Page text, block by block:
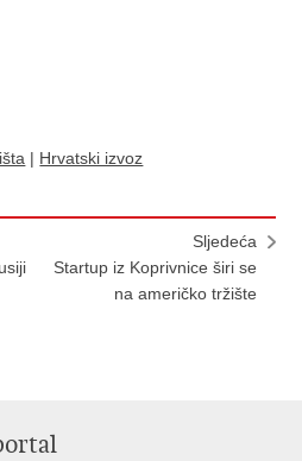
| Hrvatski izvoz
Sljedeća
Startup iz Koprivnice širi se
na američko tržište